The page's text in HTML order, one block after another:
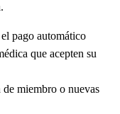
pago automático
que acepten su
miembro o nuevas